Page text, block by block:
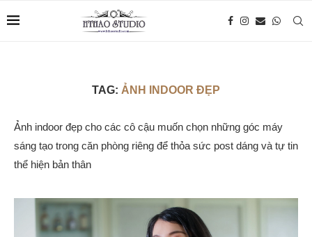
TAG: ẢNH INDOOR ĐẸP
Ảnh indoor đẹp cho các cô cậu muốn chọn những góc máy
sáng tạo trong căn phòng riêng để thỏa sức post dáng và tự tin
thể hiện bản thân